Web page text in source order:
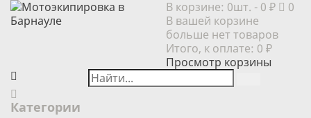
В корзине: 0шт. - 0 ₽
0
В вашей корзине
больше нет товаров
Итого, к оплате: 0 ₽
Просмотр корзины
Категории